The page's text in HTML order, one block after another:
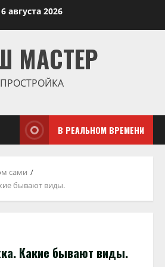
6 августа 2026
МАСТЕР
ПРОСТРОЙКА
В РЕАЛЬНОМ ВРЕМЕНИ
сами
бывают виды.
Какие бывают виды.